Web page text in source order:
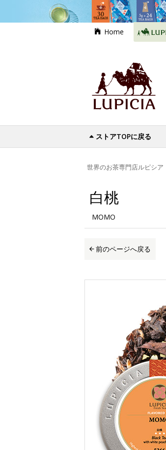
Home
ストアTOPに戻る
世界のお茶専門店ルピシア
白桃
MOMO
前のページへ戻る